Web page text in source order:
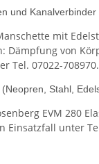
und
mit
Dämpfung von
Tel. 07022-708970.
Stahl,
EVM 280
unter